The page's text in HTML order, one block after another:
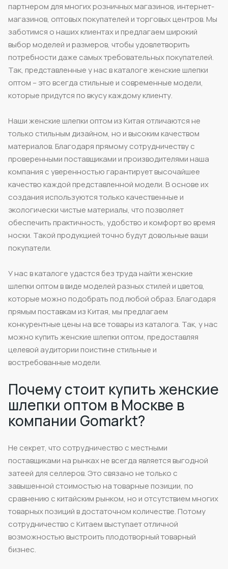
партнером для многих розничных магазинов, интернет-
магазинов, оптовых покупателей и торговых центров. Мы
заботимся о наших клиентах и предлагаем широкий
выбор моделей и размеров, чтобы удовлетворить
потребности даже самых требовательных покупателей.
Так, представленные у нас в каталоге женские шлепки
оптом – это всегда стильные и современные модели,
которые придутся по вкусу каждому клиенту.
Наши женские шлепки оптом из Китая отличаются не
только стильным дизайном, но и высоким качеством
материалов. Благодаря прямому сотрудничеству с
проверенными поставщиками и производителями наша
компания с уверенностью гарантирует высочайшее
качество каждой представленной модели. В основе их
создания используются только качественные и
экологически чистые материалы, что позволяет
обеспечить практичность, удобство и комфорт во время
носки. Такой продукцией точно будут довольные ваши
покупатели.
У нас в каталоге удастся без труда найти женские
шлепки оптом в виде моделей разных стилей и цветов,
которые можно подобрать под любой образ. Благодаря
прямым поставкам из Китая, мы предлагаем
конкурентные цены на все товары из каталога. Так, у нас
можно купить женские шлепки оптом, предоставляя
целевой аудитории поистине стильные и
востребованные модели.
Почему стоит купить женские
шлепки оптом в Москве в
компании Gomarkt?
Не секрет, что сотрудничество с местными
поставщиками на рынках не всегда является выгодной
затеей для селлеров. Это связано не только с
завышенной стоимостью на товарные позиции, по
сравнению с китайским рынком, но и отсутствием многих
товарных позиций в достаточном количестве. Потому
сотрудничество с Китаем выступает отличной
возможностью выстроить плодотворный товарный
бизнес.